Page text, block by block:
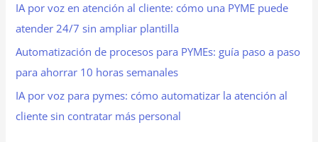
IA por voz en atención al cliente: cómo una PYME puede
atender 24/7 sin ampliar plantilla
Automatización de procesos para PYMEs: guía paso a paso
para ahorrar 10 horas semanales
IA por voz para pymes: cómo automatizar la atención al
cliente sin contratar más personal